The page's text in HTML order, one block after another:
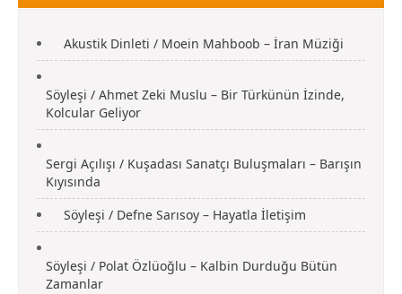
Akustik Dinleti / Moein Mahboob – İran Müziği
Söyleşi / Ahmet Zeki Muslu – Bir Türkünün İzinde,
Kolcular Geliyor
Sergi Açılışı / Kuşadası Sanatçı Buluşmaları – Barışın
Kıyısında
Söyleşi / Defne Sarısoy – Hayatla İletişim
Söyleşi / Polat Özlüoğlu – Kalbin Durduğu Bütün
Zamanlar